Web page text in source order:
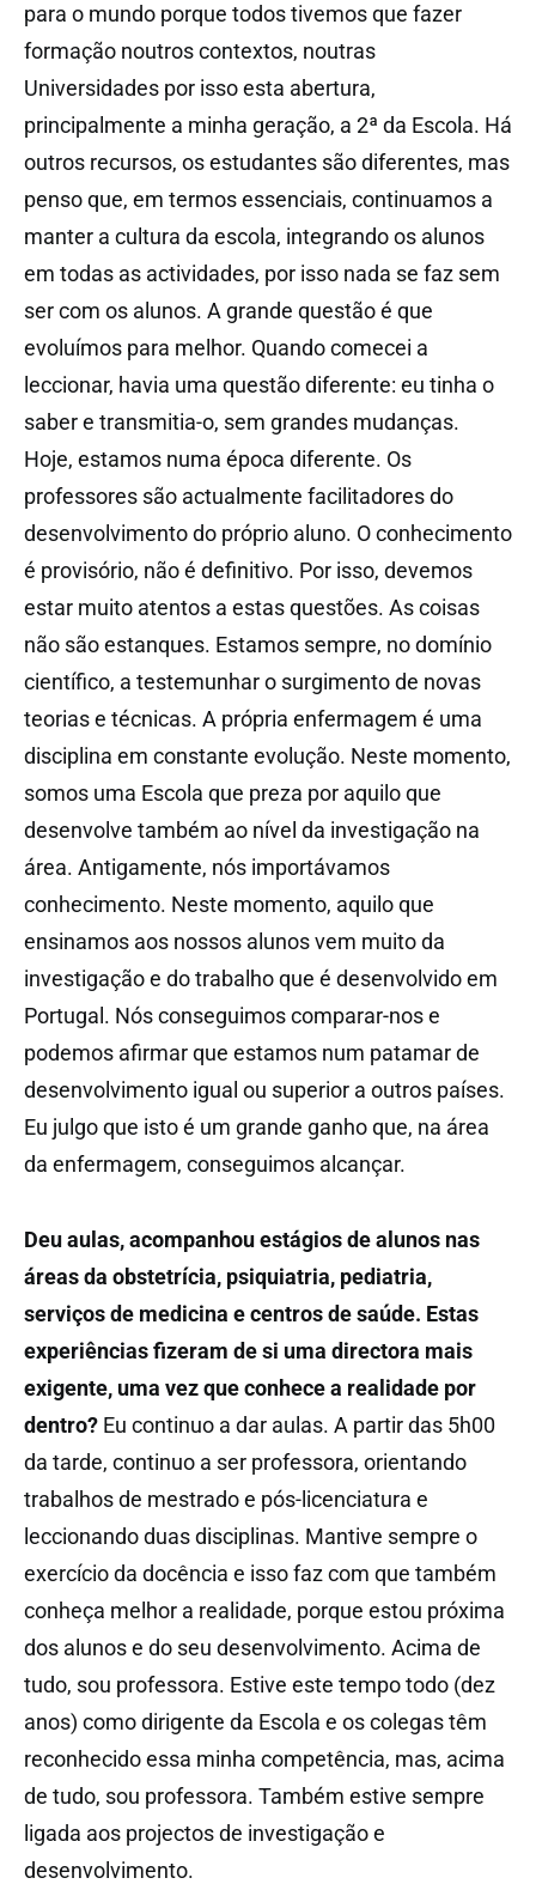
para o mundo porque todos tivemos que fazer
formação noutros contextos, noutras
Universidades por isso esta abertura,
principalmente a minha geração, a 2ª da Escola. Há
outros recursos, os estudantes são diferentes, mas
penso que, em termos essenciais, continuamos a
manter a cultura da escola, integrando os alunos
em todas as actividades, por isso nada se faz sem
ser com os alunos. A grande questão é que
evoluímos para melhor. Quando comecei a
leccionar, havia uma questão diferente: eu tinha o
saber e transmitia-o, sem grandes mudanças.
Hoje, estamos numa época diferente. Os
professores são actualmente facilitadores do
desenvolvimento do próprio aluno. O conhecimento
é provisório, não é definitivo. Por isso, devemos
estar muito atentos a estas questões. As coisas
não são estanques. Estamos sempre, no domínio
científico, a testemunhar o surgimento de novas
teorias e técnicas. A própria enfermagem é uma
disciplina em constante evolução. Neste momento,
somos uma Escola que preza por aquilo que
desenvolve também ao nível da investigação na
área. Antigamente, nós importávamos
conhecimento. Neste momento, aquilo que
ensinamos aos nossos alunos vem muito da
investigação e do trabalho que é desenvolvido em
Portugal. Nós conseguimos comparar-nos e
podemos afirmar que estamos num patamar de
desenvolvimento igual ou superior a outros países.
Eu julgo que isto é um grande ganho que, na área
da enfermagem, conseguimos alcançar.
Deu aulas, acompanhou estágios de alunos nas
áreas da obstetrícia, psiquiatria, pediatria,
serviços de medicina e centros de saúde. Estas
experiências fizeram de si uma directora mais
exigente, uma vez que conhece a realidade por
dentro? Eu continuo a dar aulas. A partir das 5h00
da tarde, continuo a ser professora, orientando
trabalhos de mestrado e pós-licenciatura e
leccionando duas disciplinas. Mantive sempre o
exercício da docência e isso faz com que também
conheça melhor a realidade, porque estou próxima
dos alunos e do seu desenvolvimento. Acima de
tudo, sou professora. Estive este tempo todo (dez
anos) como dirigente da Escola e os colegas têm
reconhecido essa minha competência, mas, acima
de tudo, sou professora. Também estive sempre
ligada aos projectos de investigação e
desenvolvimento.